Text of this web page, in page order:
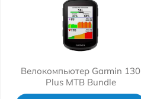
Велокомпьютер Garmin 130
Plus MTB Bundle